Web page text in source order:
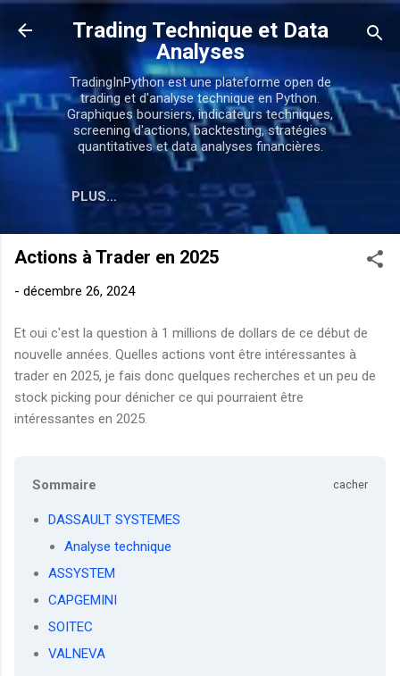
Accéder au contenu principal
Trading Technique et Data
Analyses
TradingInPython est une plateforme open de
trading et d'analyse technique en Python.
Graphiques boursiers, indicateurs techniques,
screening d'actions, backtesting, stratégies
quantitatives et data analyses financières.
PLUS…
Actions à Trader en 2025
- décembre 26, 2024
Et oui c'est la question à 1 millions de dollars de ce début de
nouvelle années. Quelles actions vont être intéressantes à
trader en 2025, je fais donc quelques recherches et un peu de
stock picking pour dénicher ce qui pourraient être
intéressantes en 2025.
Sommaire cacher
DASSAULT SYSTEMES
Analyse technique
ASSYSTEM
CAPGEMINI
SOITEC
VALNEVA